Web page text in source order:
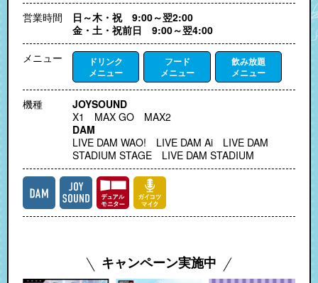
営業時間
日～木・祝 9:00～翌2:00
金・土・祝前日 9:00～翌4:00
メニュー
ドリンク
メニュー
フード
メニュー
飲み放題
メニュー
機種
JOYSOUND
X1 MAX GO MAX2
DAM
LIVE DAM WAO! LIVE DAM Ai LIVE DAM
STADIUM STAGE LIVE DAM STADIUM
キャンペーン実施中